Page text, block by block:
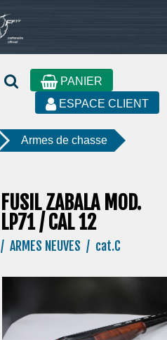
PANIER
ESPACE CLIENT
Armes de chasse
FUSIL ZABALA MOD.
LP71 / CAL 12
/ ARMES NEUVES / cat.C